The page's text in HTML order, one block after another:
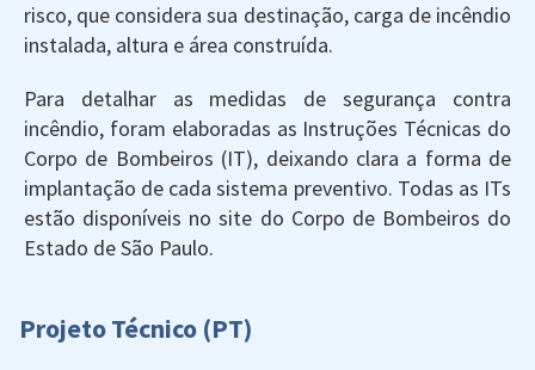
risco, que considera sua destinação, carga de incêndio
instalada, altura e área construída.
Para detalhar as medidas de segurança contra
incêndio, foram elaboradas as Instruções Técnicas do
Corpo de Bombeiros (IT), deixando clara a forma de
implantação de cada sistema preventivo. Todas as ITs
estão disponíveis no site do Corpo de Bombeiros do
Estado de São Paulo.
Projeto Técnico (PT)